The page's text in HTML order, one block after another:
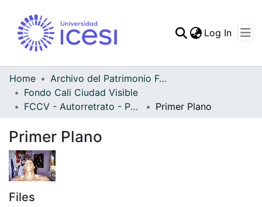
Log In
Home
Archivo del Patrimonio Fotográfico y Fílmico del Valle del Cauca
Fondo Cali Ciudad Visible
FCCV - Autorretrato - Patrimonial
Primer Plano
Primer Plano
Files